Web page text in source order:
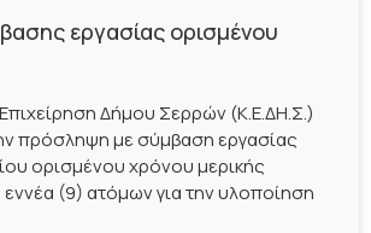
εργασίας ορισμένου
Δήμου Σερρών (Κ.Ε.ΔΗ.Σ.)
πρόσληψη με σύμβαση εργασίας
ορισμένου χρόνου μερικής
(9) ατόμων για την υλοποίηση